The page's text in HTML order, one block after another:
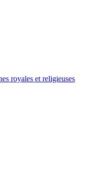
royales et religieuses